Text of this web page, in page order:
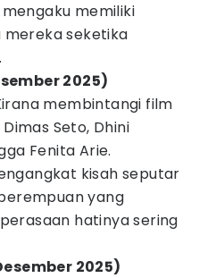
memiliki
seketika
2025)
membintangi film
Seto, Dhini
Fenita Arie.
kisah seputar
yang
hatinya sering
2025)